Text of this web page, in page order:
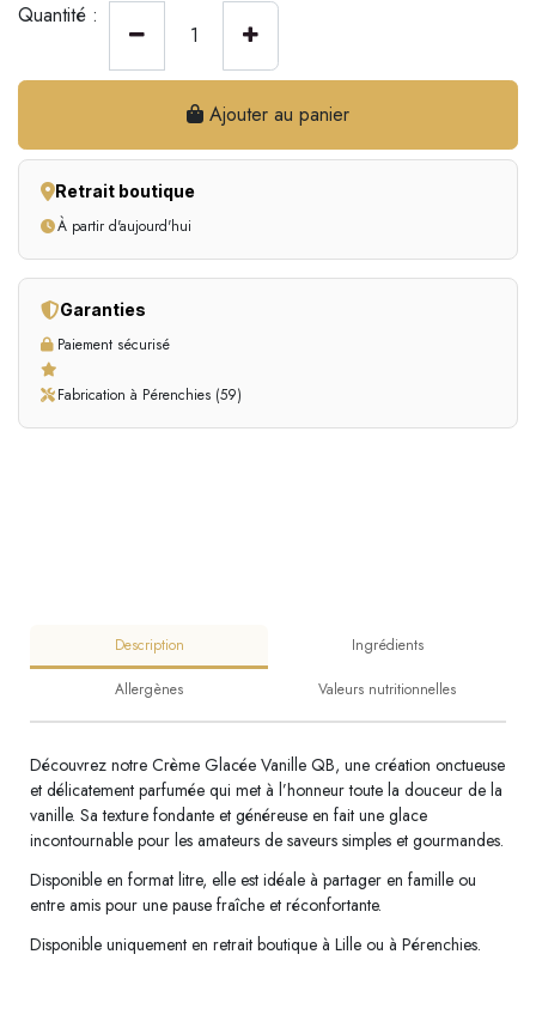
Quantité :
Ajouter au panier
Retrait boutique
À partir d'aujourd'hui
Garanties
Paiement sécurisé
Fabrication à Pérenchies (59)
Description Ingrédients
Allergènes Valeurs nutritionnelles
Découvrez notre Crème Glacée Vanille QB, une création onctueuse
et délicatement parfumée qui met à l’honneur toute la douceur de la
vanille. Sa texture fondante et généreuse en fait une glace
incontournable pour les amateurs de saveurs simples et gourmandes.
Disponible en format litre, elle est idéale à partager en famille ou
entre amis pour une pause fraîche et réconfortante.
Disponible uniquement en retrait boutique à Lille ou à Pérenchies.